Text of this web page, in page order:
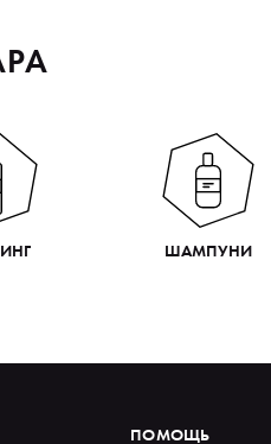
ШАМПУНИ
ПОМОЩЬ